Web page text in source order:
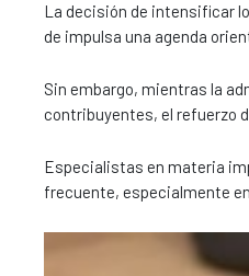
La decisión de intensificar
de impulsa una agenda
Sin embargo, mientras la
contribuyentes, el refuerzo
Especialistas en materia
frecuente, especialmente